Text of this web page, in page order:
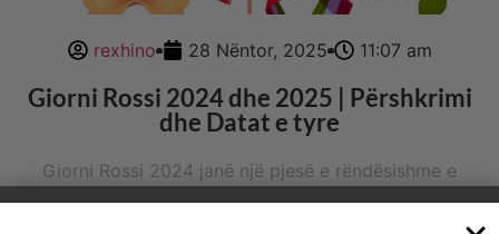
rexhino 28 Nëntor, 2025 11:07 am
Giorni Rossi 2024 dhe 2025 | Përshkrimi
dhe Datat e tyre
Giorni Rossi 2024 janë një pjesë e rëndësishme e
kalendarit italian i përcaktuar nga Ligji 260 49 dhe
ndryshimet pasuese i cili përfshin të gjitha të dielat si